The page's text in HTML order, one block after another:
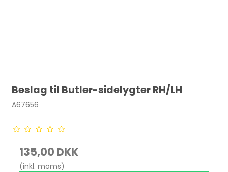
Beslag til Butler-sidelygter RH/LH
A67656
135,00 DKK
(inkl. moms)